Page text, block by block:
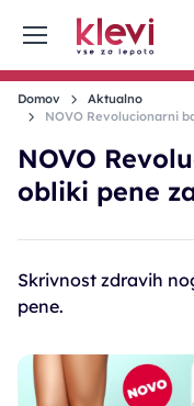
Domov
Aktualno
NOVO Revolucionarni
NOVO
obliki pene
Skrivnost zdravih
pene.